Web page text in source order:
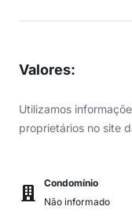
Valores:
Utilizamos
proprietários no site
Condomínio
Não informado